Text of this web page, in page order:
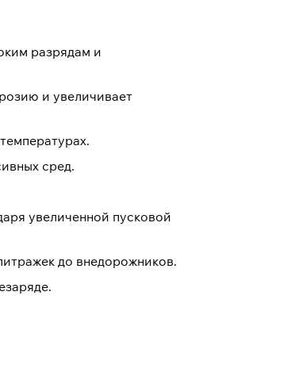
разрядам и
и увеличивает
сред.
увеличенной пусковой
до внедорожников.